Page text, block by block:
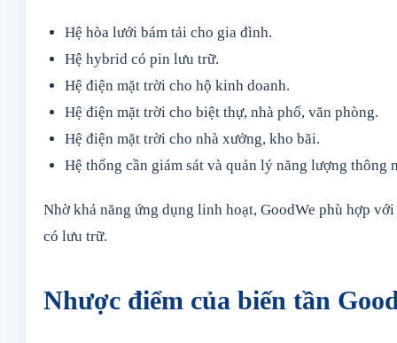
Hệ hòa lưới bám tải cho gia đình.
Hệ hybrid có pin lưu trữ.
Hệ điện mặt trời cho hộ kinh doanh.
Hệ điện mặt trời cho biệt thự, nhà phố, văn phòng.
Hệ điện mặt trời cho nhà xưởng, kho bãi.
Hệ thống cần giám sát và quản lý năng lượng thông
Nhờ khả năng ứng dụng linh hoạt, GoodWe phù hợp
có lưu trữ.
Nhược điểm của biến tần